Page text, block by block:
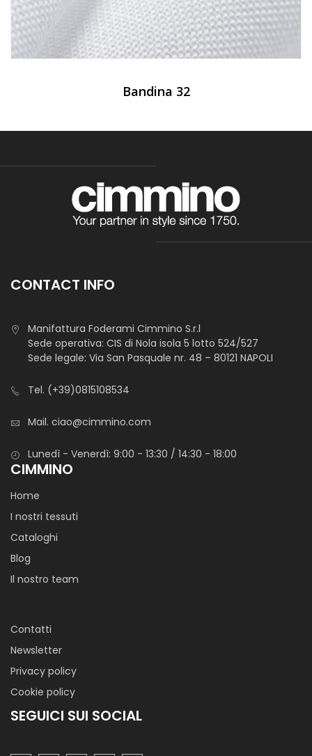
Bandina 32
CONTACT INFO
Manifattura Foderami Cimmino S.r.l
Sede operativa: CIS di Nola isola 5 lotto 524/527
Sede legale: Via San Pasquale nr. 48 – 80121 NAPOLI
Tel. (+39)0815108534
Mail. ciao@cimmino.com
Lunedì - Venerdì: 9:00 - 13:30 / 14:30 - 18:00
CIMMINO
Home
I nostri tessuti
Cataloghi
Blog
Il nostro team
Contatti
Newsletter
Privacy policy
Cookie policy
SEGUICI SUI SOCIAL